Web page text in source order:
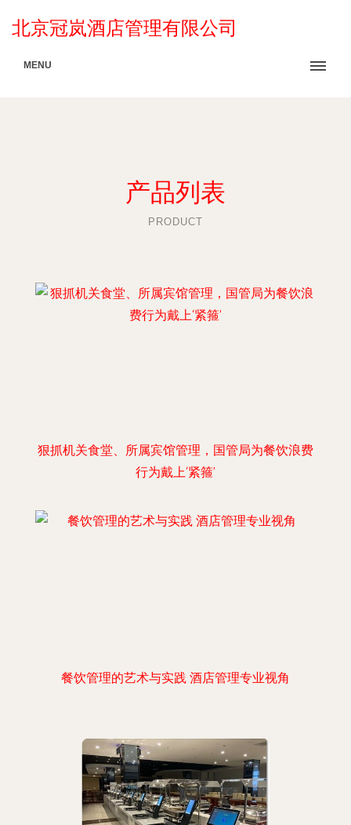
北京冠岚酒店管理有限公司
MENU
产品列表
PRODUCT
狠抓机关食堂、所属宾馆管理，国管局为餐饮浪费
行为戴上‘紧箍’
餐饮管理的艺术与实践 酒店管理专业视角